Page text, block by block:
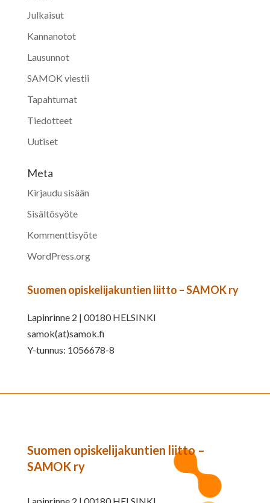
Julkaisut
Kannanotot
Lausunnot
SAMOK viestii
Tapahtumat
Tiedotteet
Uutiset
Meta
Kirjaudu sisään
Sisältösyöte
Kommenttisyöte
WordPress.org
Suomen opiskelijakuntien liitto – SAMOK ry
Lapinrinne 2 | 00180 HELSINKI
samok(at)samok.fi
Y-tunnus: 1056678-8
Suomen opiskelijakuntien liitto –
SAMOK ry